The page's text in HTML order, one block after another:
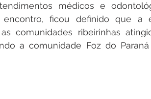
Festival da Banana
médicos e
encontro, ficou definido que a
comunidades ribeirinhas
a comunidade Foz do